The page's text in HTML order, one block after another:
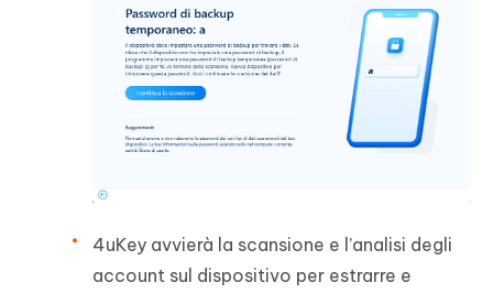
4uKey avvierà la scansione e l’analisi degli
account sul dispositivo per estrarre e